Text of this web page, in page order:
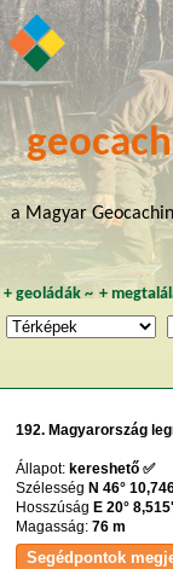
a Magyar
+ geoládák~ +
192. Magyarország
Állapot:kereshető ✅
SzélességN 46°
HosszúságE 20° 8,515'
Magasság:76 m